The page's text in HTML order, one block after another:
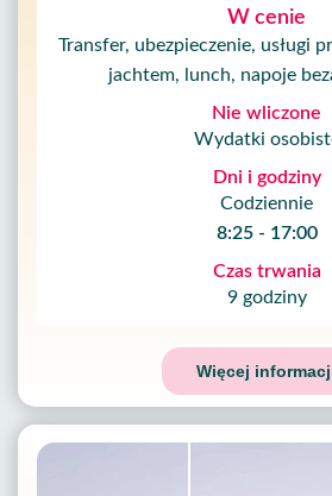
W cenie
Transfer, ubezpieczenie, usługi
jachtem, lunch, napoje
Nie wliczone
Wydatki
Dni i godziny
Codziennie
8:25 - 17:00
Czas trwania
9 godziny
Więcej